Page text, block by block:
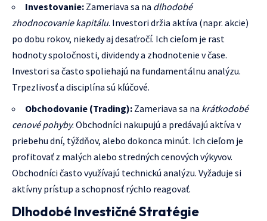
Investovanie: Zameriava sa na dlhodobé
zhodnocovanie kapitálu. Investori držia aktíva (napr. akcie)
po dobu rokov, niekedy aj desaťročí. Ich cieľom je rast
hodnoty spoločnosti, dividendy a zhodnotenie v čase.
Investori sa často spoliehajú na fundamentálnu analýzu.
Trpezlivosť a disciplína sú kľúčové.
Obchodovanie (Trading): Zameriava sa na krátkodobé
cenové pohyby. Obchodníci nakupujú a predávajú aktíva v
priebehu dní, týždňov, alebo dokonca minút. Ich cieľom je
profitovať z malých alebo stredných cenových výkyvov.
Obchodníci často využívajú technickú analýzu. Vyžaduje si
aktívny prístup a schopnosť rýchlo reagovať.
Dlhodobé Investičné Stratégie